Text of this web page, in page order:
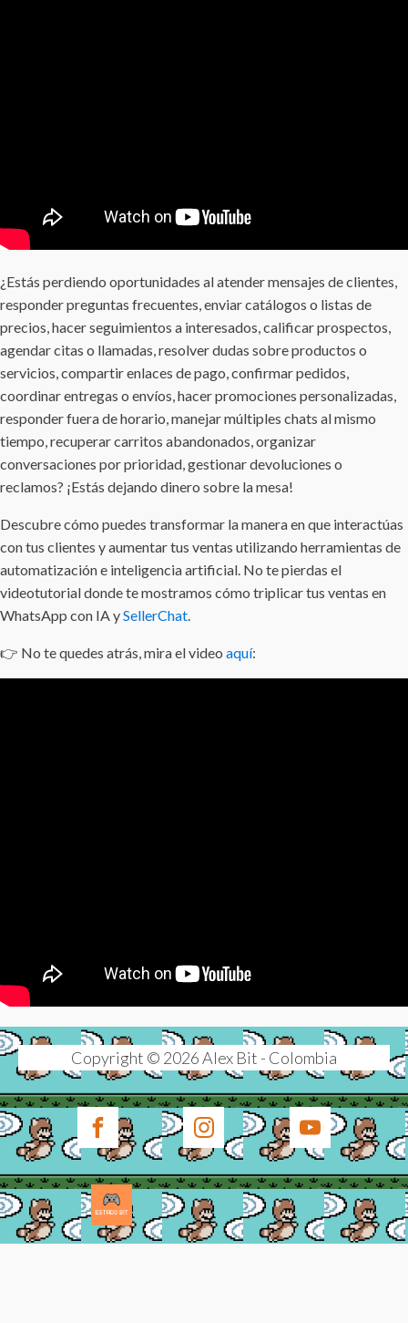
¿Estás perdiendo oportunidades al atender mensajes de clientes,
responder preguntas frecuentes, enviar catálogos o listas de
precios, hacer seguimientos a interesados, calificar prospectos,
agendar citas o llamadas, resolver dudas sobre productos o
servicios, compartir enlaces de pago, confirmar pedidos,
coordinar entregas o envíos, hacer promociones personalizadas,
responder fuera de horario, manejar múltiples chats al mismo
tiempo, recuperar carritos abandonados, organizar
conversaciones por prioridad, gestionar devoluciones o
reclamos? ¡Estás dejando dinero sobre la mesa!
Descubre cómo puedes transformar la manera en que interactúas
con tus clientes y aumentar tus ventas utilizando herramientas de
automatización e inteligencia artificial. No te pierdas el
videotutorial donde te mostramos cómo triplicar tus ventas en
WhatsApp con IA ySellerChat.
👉 No te quedes atrás, mira el video aquí:
Copyright © 2026 Alex Bit - Colombia